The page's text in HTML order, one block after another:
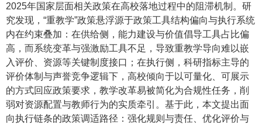
2025年国家层面相关政策在高校落地过程中的阻滞机制。研
究发现，“重教学”政策悬浮源于政策工具结构偏向与执行系统
内在约束叠加：在供给侧，能力建设与价值倡导工具占比偏
高，而系统变革与强激励工具不足，导致重教学导向难以嵌
入评价、资源等关键制度接口；在执行侧，科研指标主导的
评价体制与声誉竞争逻辑下，高校倾向于以可量化、可展示
的方式回应政策要求，教学改革易被简化为合规性任务，削
弱对资源配置与教师行为的实质牵引。基于此，本文提出面
向执行链条的政策调适路径：强化规则与责任、优化评价与